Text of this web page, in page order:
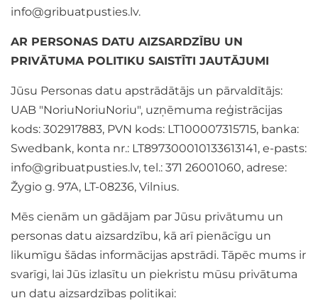
info@gribuatpusties.lv.
AR PERSONAS DATU AIZSARDZĪBU UN
PRIVĀTUMA POLITIKU SAISTĪTI JAUTĀJUMI
Jūsu Personas datu apstrādātājs un pārvaldītājs:
UAB "NoriuNoriuNoriu", uzņēmuma reģistrācijas
kods: 302917883, PVN kods: LT100007315715, banka:
Swedbank, konta nr.: LT897300010133613141, e-pasts:
info@gribuatpusties.lv, tel.: 371 26001060, adrese:
Žygio g. 97A, LT-08236, Vilnius.
Mēs cienām un gādājam par Jūsu privātumu un
personas datu aizsardzību, kā arī pienācīgu un
likumīgu šādas informācijas apstrādi. Tāpēc mums ir
svarīgi, lai Jūs izlasītu un piekristu mūsu privātuma
un datu aizsardzības politikai: